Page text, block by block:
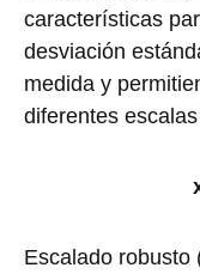
características
desviación
medida y
diferentes
Escalado robusto